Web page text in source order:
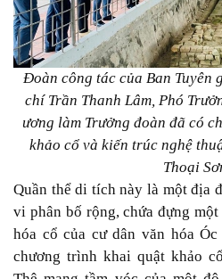
Đoàn công tác của Ban Tuyên
chí Trần Thanh Lâm, Phó
ương làm Trưởng đoàn đã có
khảo cổ và kiến trúc nghệ
Thoại
Quần thể di tích này là một địa
vi phân bố rộng, chứa đựng
hóa cổ của cư dân văn hóa
chương trình khai quật khảo